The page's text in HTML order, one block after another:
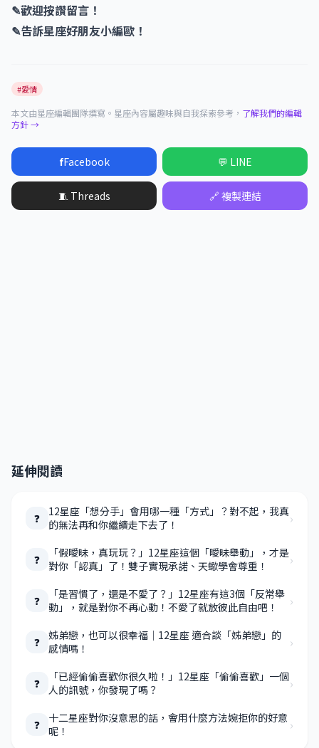
✎歡迎按讚留言！
✎告訴星座好朋友小編歐！
#愛情
本文由星座編輯團隊撰寫。星座內容屬趣味與自我探索參考， 了解我們的編輯
方針 →
fFacebook 💬 LINE
🧵 Threads 🔗 複製連結
延伸閱讀
❓
12星座「想分手」會用哪一種「方式」？對不起，我真
的無法再和你繼續走下去了！
›
❓
「假曖昧，真玩玩？」12星座這個「曖昧舉動」，才是
對你「認真」了！雙子實現承諾、天蠍學會尊重！
›
❓
「是習慣了，還是不愛了？」12星座有這3個「反常舉
動」，就是對你不再心動！不愛了就放彼此自由吧！
›
❓ 姊弟戀，也可以很幸福｜12星座 適合談「姊弟戀」的
感情嗎！
›
❓
「已經偷偷喜歡你很久啦！」12星座「偷偷喜歡」一個
人的訊號，你發現了嗎？
›
❓
十二星座對你沒意思的話，會用什麼方法婉拒你的好意
呢！
›